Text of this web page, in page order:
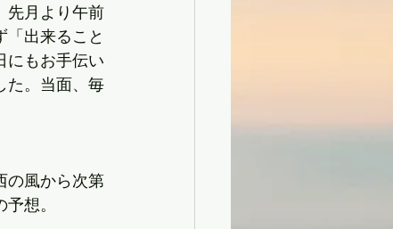
先月より午前
出来ること
にもお手伝い
た。当面、毎
の風から次第
想。